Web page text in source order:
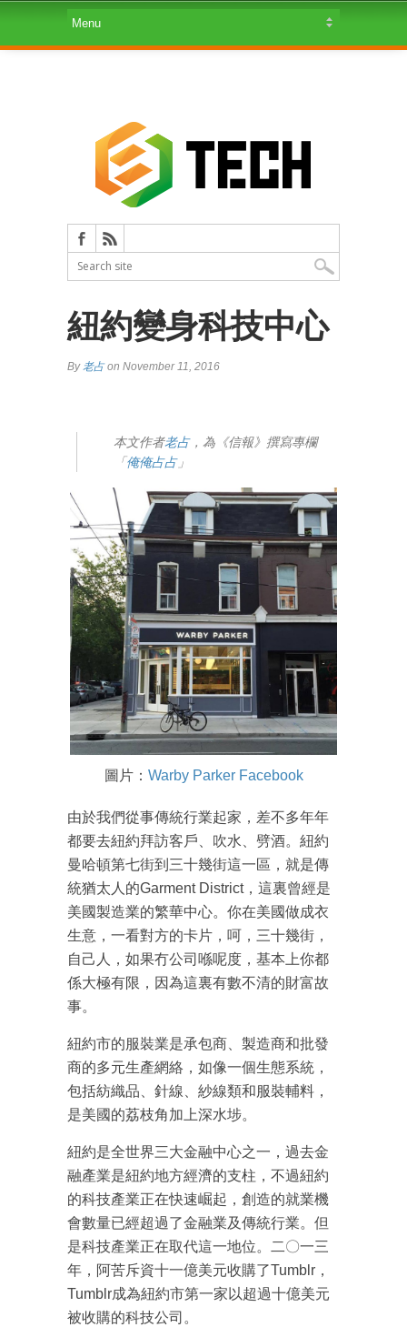
紐約變身科技中心
By老占on November 11, 2016
本文作者老占，為《信報》撰寫專欄
「俺俺占占」
圖片： Warby Parker Facebook
由於我們從事傳統行業起家，差不多年年
都要去紐約拜訪客戶、吹水、劈酒。紐約
曼哈頓第七街到三十幾街這一區，就是傳
統猶太人的Garment District，這裏曾經是
美國製造業的繁華中心。你在美國做成衣
生意，一看對方的卡片，呵，三十幾街，
自己人，如果冇公司喺呢度，基本上你都
係大極有限，因為這裏有數不清的財富故
事。
紐約市的服裝業是承包商、製造商和批發
商的多元生產網絡，如像一個生態系統，
包括紡織品、針線、紗線類和服裝輔料，
是美國的荔枝角加上深水埗。
紐約是全世界三大金融中心之一，過去金
融產業是紐約地方經濟的支柱，不過紐約
的科技產業正在快速崛起，創造的就業機
會數量已經超過了金融業及傳統行業。但
是科技產業正在取代這一地位。二〇一三
年，阿苦斥資十一億美元收購了Tumblr，
Tumblr成為紐約市第一家以超過十億美元
被收購的科技公司。